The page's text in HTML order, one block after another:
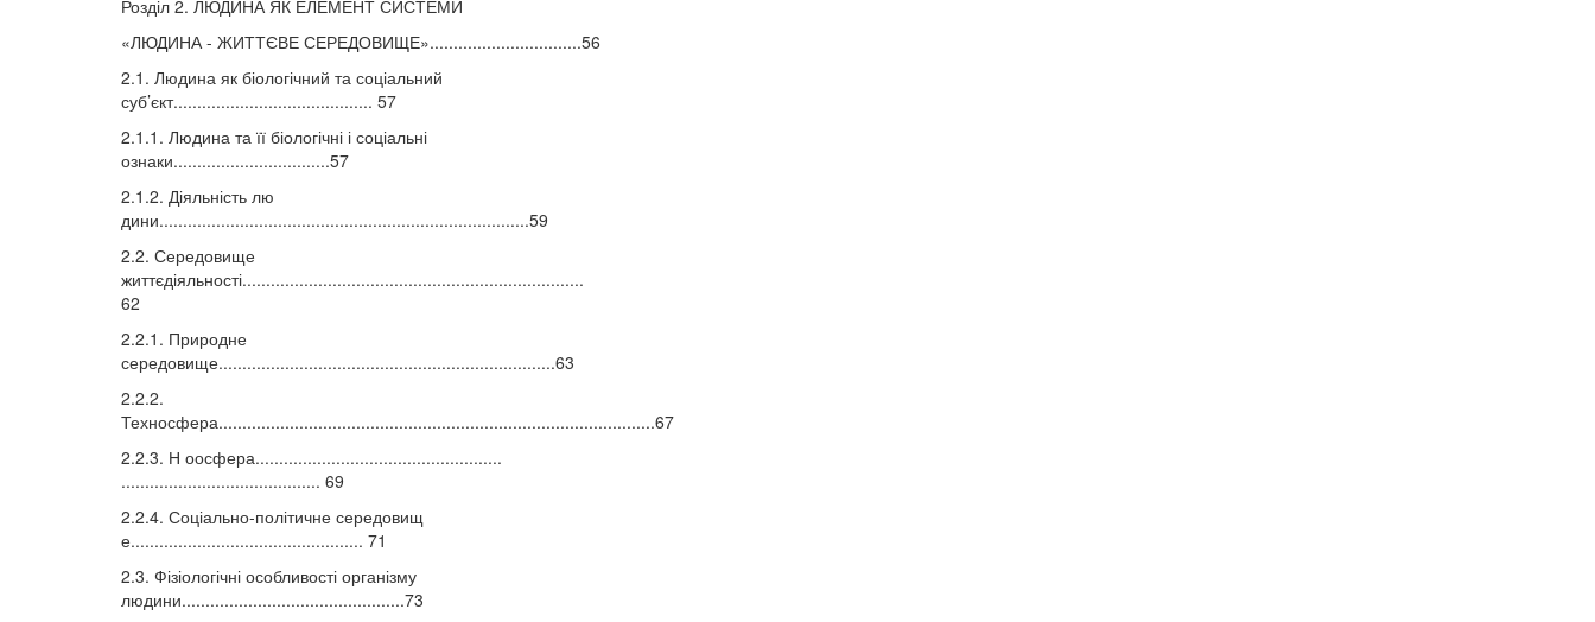
Розділ 2. ЛЮДИНА ЯК ЕЛЕМЕНТ СИСТЕМИ
«ЛЮДИНА - ЖИТТЄВЕ СЕРЕДОВИЩЕ»................................56
2.1. Людина як біологічний та соціальний
суб’єкт.......................................... 57
2.1.1. Людина та її біологічні і соціальні
ознаки.................................57
2.1.2. Діяльність лю
дини..............................................................................59
2.2. Середовище
життєдіяльності........................................................................
62
2.2.1. Природне
середовище.......................................................................63
2.2.2.
Техносфера............................................................................................67
2.2.3. Н оосфера....................................................
.......................................... 69
2.2.4. Соціально-політичне середовищ
е................................................. 71
2.3. Фізіологічні особливості організму
людини...............................................73